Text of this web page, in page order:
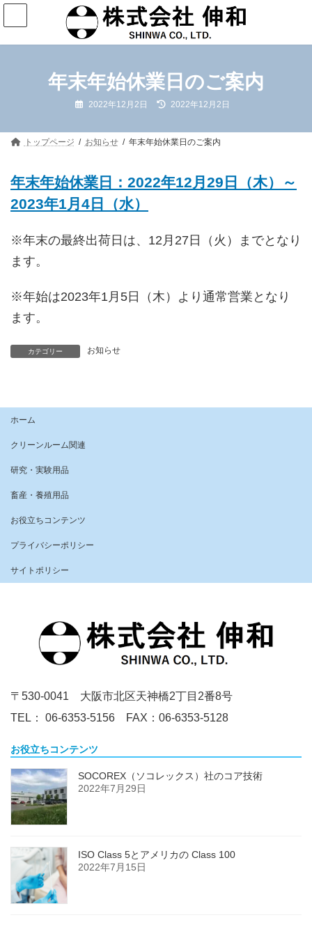
コ
ン
テ
ッ
ナ
ビ
ゲ
移
年末年始休業日のご案内
2022年12月2日
最
日
時
2022年12月2日
トップページ お知らせ 年末年始休業日のご案内
年末年始休業日：2022年12月29日（木）～
2023年1月4日（水）
※年末の最終出荷日は、12月27日（火）までとなり
ます。
※年始は2023年1月5日（木）より通常営業となり
ます。
カテゴリー お知らせ
ホーム
クリーンルーム関連
研究・実験用品
畜産・養殖用品
お役立ちコンテンツ
プライバシーポリシー
サイトポリシー
〒530-0041 大阪市北区天神橋2丁目2番8号
TEL： 06-6353-5156 FAX：06-6353-5128
お役立ちコンテンツ
SOCOREX（ソコレックス）社のコア技術
2022年7月29日
ISO Class 5とアメリカの Class 100
2022年7月15日